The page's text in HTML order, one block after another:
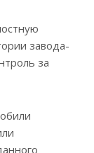
завода-
за